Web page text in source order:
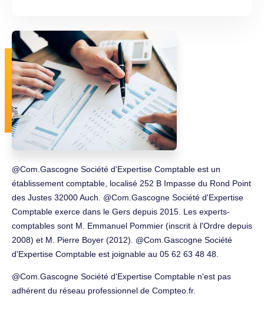
@Com.Gascogne Société d'Expertise Comptable est un
établissement comptable, localisé 252 B Impasse du Rond Point
des Justes 32000 Auch. @Com.Gascogne Société d'Expertise
Comptable exerce dans le Gers depuis 2015. Les experts-
comptables sont M. Emmanuel Pommier (inscrit à l'Ordre depuis
2008) et M. Pierre Boyer (2012). @Com.Gascogne Société
d'Expertise Comptable est joignable au 05 62 63 48 48.
@Com.Gascogne Société d'Expertise Comptable n'est pas
adhérent du réseau professionnel de Compteo.fr.